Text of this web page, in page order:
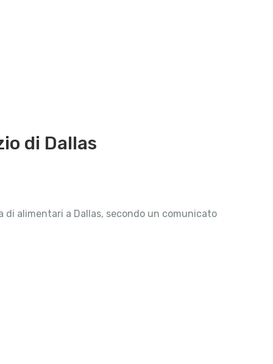
di Dallas
alimentari a Dallas, secondo un comunicato